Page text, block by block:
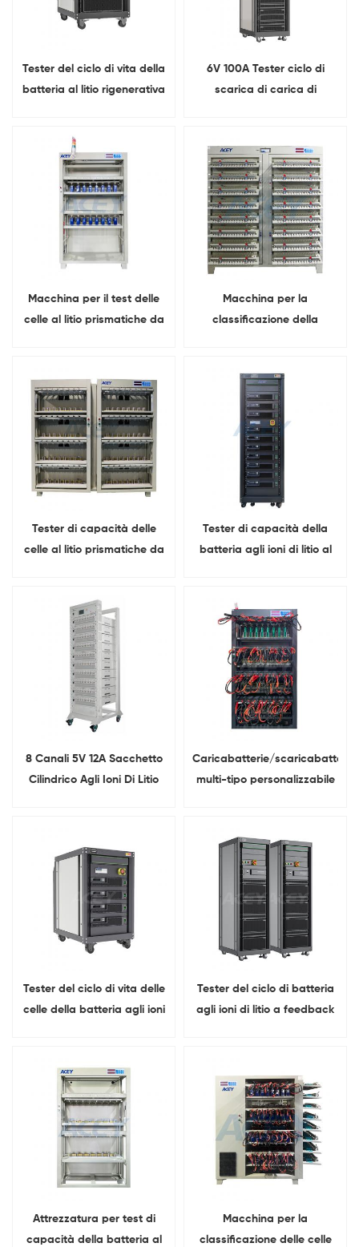
Tester del ciclo di vita della
batteria al litio rigenerativa
6V 100A Tester ciclo di
scarica di carica di
Macchina per il test delle
celle al litio prismatiche da
capacità
Macchina per la
classificazione della
21700 26650 32700
Tester di capacità delle
celle al litio prismatiche da
Tester di capacità della
batteria agli ioni di litio al
8 Canali 5V 12A Sacchetto
Cilindrico Agli Ioni Di Litio
Tensione Del Telefono Test
IR
Caricabatterie/scaricabatterie
multi-tipo personalizzabile
Tester del ciclo di vita delle
celle della batteria agli ioni
Tester del ciclo di batteria
agli ioni di litio a feedback
Attrezzatura per test di
capacità della batteria al
Macchina per la
classificazione delle celle